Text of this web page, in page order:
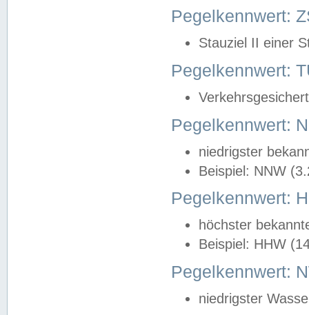
Pegelkennwert:
Stauziel II einer
Pegelkennwert:
Pegelkennwert:
niedrigster
Beispiel: NNW
Pegelkennwert:
höchster
Beispiel: HHW
Pegelkennwert:
niedrigster